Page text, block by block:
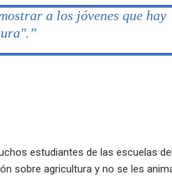
a los jóvenes que hay
estudiantes de las escuelas del
sobre agricultura y no se les